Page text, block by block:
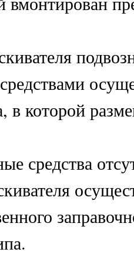
в которой
средства